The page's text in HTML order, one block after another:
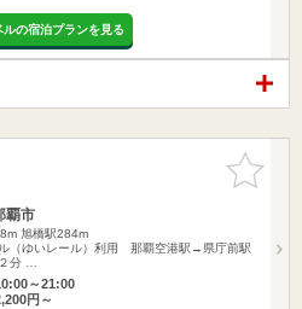
ルの宿泊プランを見る
お気に入
りに追加
覇市
旭橋駅284m
ル（ゆいレール）利用 那覇空港駅→県庁前駅
分 …
～21:00
円～